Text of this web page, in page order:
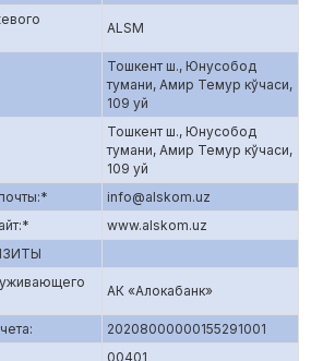
ALSM
Тошкент ш., Юнусобод
тумани, Амир Темур кўчаси,
109 уй
Тошкент ш., Юнусобод
тумани, Амир Темур кўчаси,
109 уй
info@alskom.uz
www.alskom.uz
АК «Алокабанк»
20208000000155291001
00401